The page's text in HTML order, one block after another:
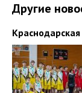
Другие